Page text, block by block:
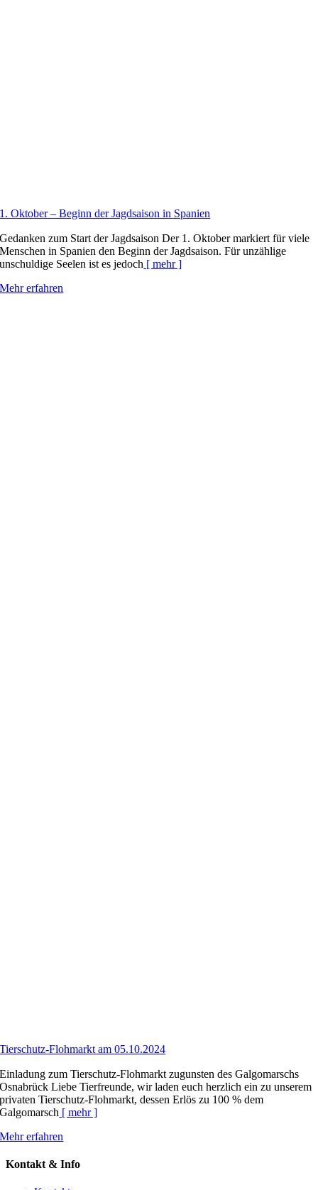
1. Oktober – Beginn der Jagdsaison in Spanien
Gedanken zum Start der Jagdsaison Der 1. Oktober markiert für viele
Menschen in Spanien den Beginn der Jagdsaison. Für unzählige
unschuldige Seelen ist es jedoch [ mehr ]
Mehr erfahren
Tierschutz-Flohmarkt am 05.10.2024
Einladung zum Tierschutz-Flohmarkt zugunsten des Galgomarschs
Osnabrück Liebe Tierfreunde, wir laden euch herzlich ein zu unserem
privaten Tierschutz-Flohmarkt, dessen Erlös zu 100 % dem
Galgomarsch [ mehr ]
Mehr erfahren
Kontakt & Info